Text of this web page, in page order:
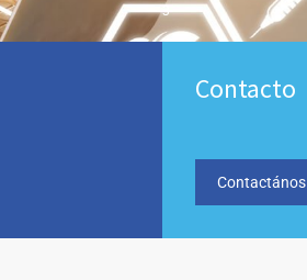
3
Contacto
Contactános